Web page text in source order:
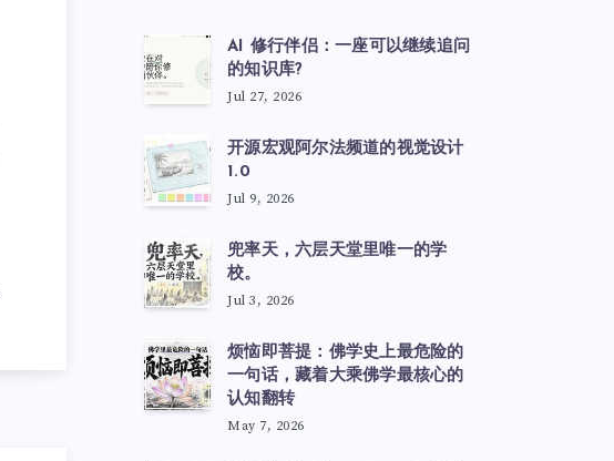
AI 修行伴侣：一座可以继续追问
的知识库?
Jul 27, 2026
开源宏观阿尔法频道的视觉设计
1.0
Jul 9, 2026
兜率天，六层天堂里唯一的学
校。
Jul 3, 2026
烦恼即菩提：佛学史上最危险的
一句话，藏着大乘佛学最核心的
认知翻转
May 7, 2026